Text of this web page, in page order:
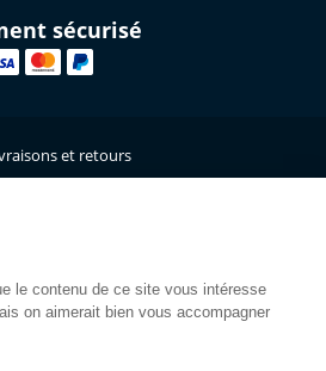
sécurisé
et retours
sommes-nous ?
C.G.V
le contenu de ce site vous intéresse
on aimerait bien vous accompagner